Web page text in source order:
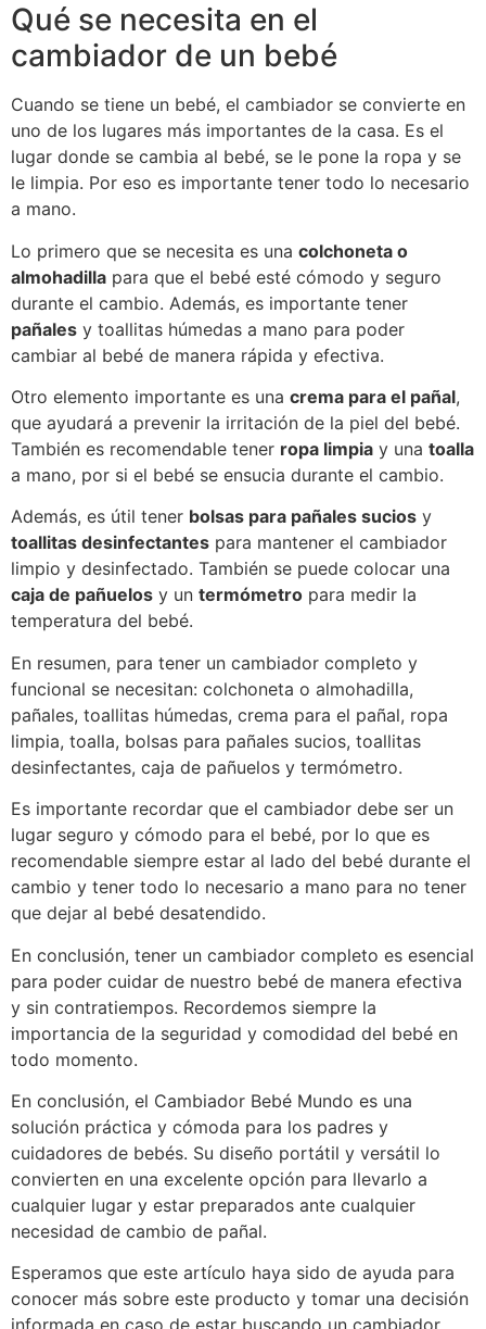
Qué se necesita en el
cambiador de un bebé
Cuando se tiene un bebé, el cambiador se convierte en
uno de los lugares más importantes de la casa. Es el
lugar donde se cambia al bebé, se le pone la ropa y se
le limpia. Por eso es importante tener todo lo necesario
a mano.
Lo primero que se necesita es una colchoneta o
almohadilla para que el bebé esté cómodo y seguro
durante el cambio. Además, es importante tener
pañales y toallitas húmedas a mano para poder
cambiar al bebé de manera rápida y efectiva.
Otro elemento importante es una crema para el pañal,
que ayudará a prevenir la irritación de la piel del bebé.
También es recomendable tener ropa limpia y una toalla
a mano, por si el bebé se ensucia durante el cambio.
Además, es útil tener bolsas para pañales sucios y
toallitas desinfectantes para mantener el cambiador
limpio y desinfectado. También se puede colocar una
caja de pañuelos y un termómetro para medir la
temperatura del bebé.
En resumen, para tener un cambiador completo y
funcional se necesitan: colchoneta o almohadilla,
pañales, toallitas húmedas, crema para el pañal, ropa
limpia, toalla, bolsas para pañales sucios, toallitas
desinfectantes, caja de pañuelos y termómetro.
Es importante recordar que el cambiador debe ser un
lugar seguro y cómodo para el bebé, por lo que es
recomendable siempre estar al lado del bebé durante el
cambio y tener todo lo necesario a mano para no tener
que dejar al bebé desatendido.
En conclusión, tener un cambiador completo es esencial
para poder cuidar de nuestro bebé de manera efectiva
y sin contratiempos. Recordemos siempre la
importancia de la seguridad y comodidad del bebé en
todo momento.
En conclusión, el Cambiador Bebé Mundo es una
solución práctica y cómoda para los padres y
cuidadores de bebés. Su diseño portátil y versátil lo
convierten en una excelente opción para llevarlo a
cualquier lugar y estar preparados ante cualquier
necesidad de cambio de pañal.
Esperamos que este artículo haya sido de ayuda para
conocer más sobre este producto y tomar una decisión